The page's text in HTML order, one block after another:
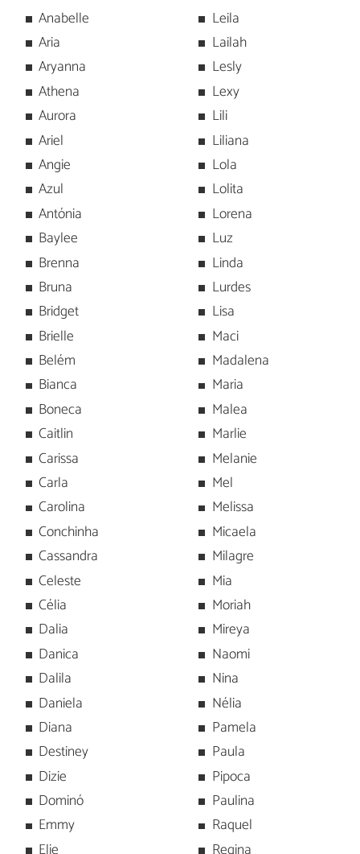
Anabelle
Aria
Aryanna
Athena
Aurora
Ariel
Angie
Azul
Antónia
Baylee
Brenna
Bruna
Bridget
Brielle
Belém
Bianca
Boneca
Caitlin
Carissa
Carla
Carolina
Conchinha
Cassandra
Celeste
Célia
Dalia
Danica
Dalila
Daniela
Diana
Destiney
Dizie
Dominó
Emmy
Leila
Lailah
Lesly
Lexy
Lili
Liliana
Lola
Lolita
Lorena
Luz
Linda
Lurdes
Lisa
Maci
Madalena
Maria
Malea
Marlie
Melanie
Mel
Melissa
Micaela
Milagre
Mia
Moriah
Mireya
Naomi
Nina
Nélia
Pamela
Paula
Pipoca
Paulina
Raquel